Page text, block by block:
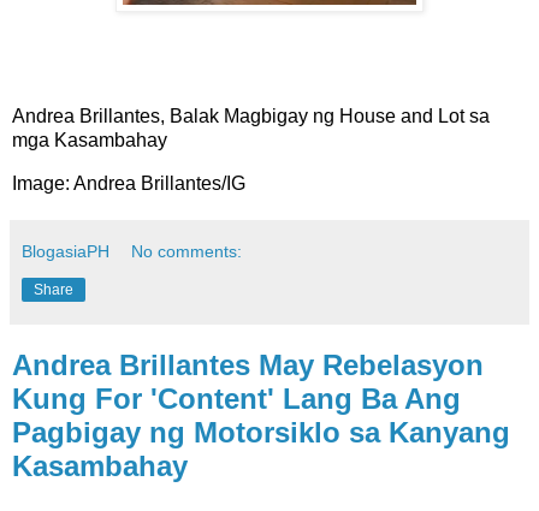
Andrea Brillantes, Balak Magbigay ng House and Lot sa
mga Kasambahay
Image: Andrea Brillantes/IG
BlogasiaPH No comments:
Share
Andrea Brillantes May Rebelasyon
Kung For 'Content' Lang Ba Ang
Pagbigay ng Motorsiklo sa Kanyang
Kasambahay